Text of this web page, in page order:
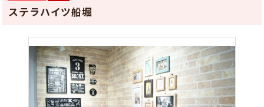
ステラハイツ船堀